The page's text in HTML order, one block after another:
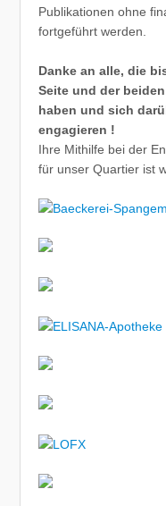
Publikationen ohne
fortgeführt werden.
Danke an alle, die
Seite und der
haben und sich
engagieren !
Ihre Mithilfe bei der
für unser Quartier ist